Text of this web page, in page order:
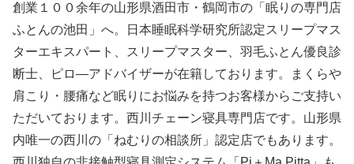
創業１００余年の山形県酒田市・鶴岡市の「眠りの専門店
ふとんの池田」へ。日本睡眠科学研究所認定スリープマス
ターエキスパート、スリープマスター、羽毛ふとん優良診
断士、ピロ―アドバイザーが在籍しております。まくらや
肩こり・腰痛など眠りにお悩みを持つお客様からご支持い
ただいております。西川チェーン寝具専門店です。山形県
内唯一の西川の「ねむりの相談所」認定店でもあります。